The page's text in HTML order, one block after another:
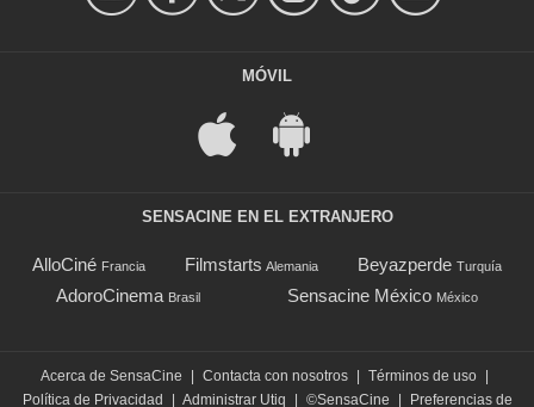
MÓVIL
SENSACINE EN EL EXTRANJERO
AlloCiné Francia Filmstarts Alemania Beyazperde Turquía
AdoroCinema Brasil Sensacine México México
Acerca de SensaCine | Contacta con nosotros | Términos de uso |
Política de Privacidad
| Administrar Utiq | ©SensaCine | Preferencias de